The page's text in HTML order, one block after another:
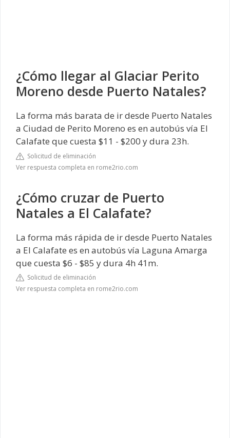
¿Cómo llegar al Glaciar Perito
Moreno desde Puerto Natales?
La forma más barata de ir desde Puerto Natales
a Ciudad de Perito Moreno es en autobús vía El
Calafate que cuesta $11 - $200 y dura 23h.
Solicitud de eliminación
Ver respuesta completa en rome2rio.com
¿Cómo cruzar de Puerto
Natales a El Calafate?
La forma más rápida de ir desde Puerto Natales
a El Calafate es en autobús vía Laguna Amarga
que cuesta $6 - $85 y dura 4h 41m.
Solicitud de eliminación
Ver respuesta completa en rome2rio.com